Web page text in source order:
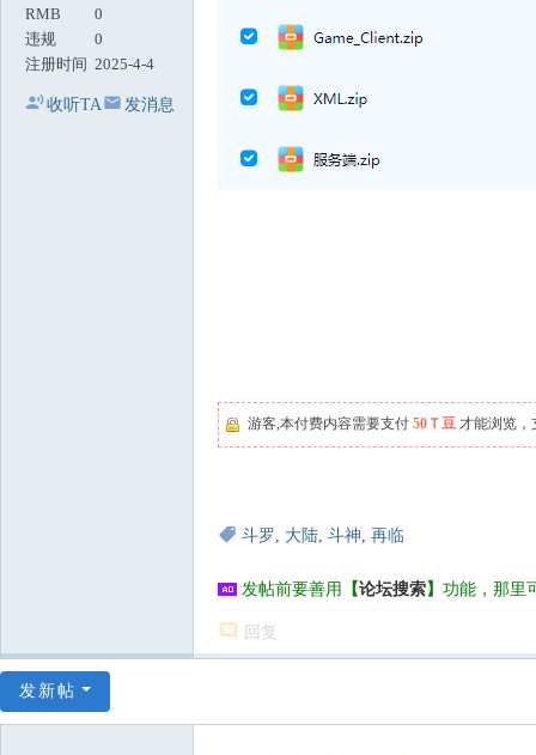
RMB
0
违规
0
注册时间 2025-4-4
收听TA 发消息
游客,本付费内容需要支付 50Ｔ豆 才能浏览，
斗罗, 大陆, 斗神, 再临
发帖前要善用 【论坛搜索】 功能，那里
回复
发新帖